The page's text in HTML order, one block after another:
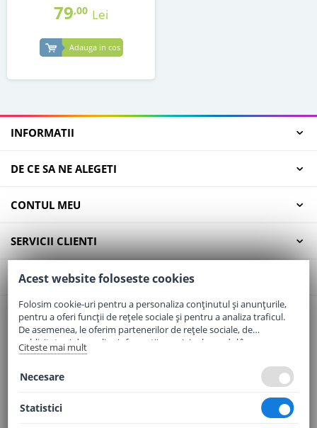
79,00 Lei
Adauga in cos
INFORMATII
DE CE SA NE ALEGETI
CONTUL MEU
SERVICII CLIENTI
CONTACT
Email:office@elaptepraf.ro
Telefon:0745-964-449
Adresa:Sos. Borsului, Nr. 20, Oradea, Jud. Bihor
Acest website foloseste cookies
Folosim cookie-uri pentru a personaliza conținutul și anunțurile,
pentru a oferi funcții de rețele sociale și pentru a analiza traficul.
De asemenea, le oferim partenerilor de rețele sociale, de
publicitate și de analize informații cu privire la modul în care
folosiți site-ul nostru. Aceștia le pot combina cu alte informații
Citeste mai mult
Necesare
Statistici